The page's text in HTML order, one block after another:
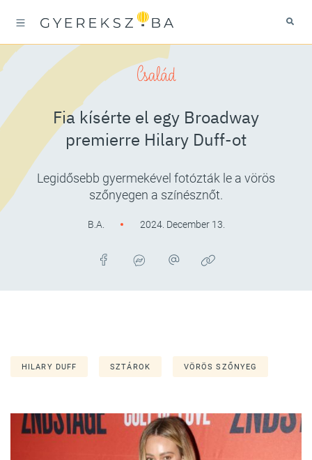
Család
Fia kísérte el egy Broadway
premierre Hilary Duff-ot
Legidősebb gyermekével fotózták le a vörös
szőnyegen a színésznőt.
B.A. 2024. December 13.
HILARY DUFF SZTÁROK VÖRÖS SZŐNYEG